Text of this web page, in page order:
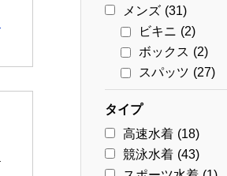
メンズ (31)
ビキニ (2)
ボックス (2)
スパッツ (27)
タイプ
高速水着 (18)
競泳水着 (43)